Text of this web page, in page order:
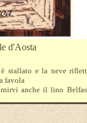
d'Aosta
stallato e la neve
favola
anche il lino
i fili mouline' Dmc che
934-520 .